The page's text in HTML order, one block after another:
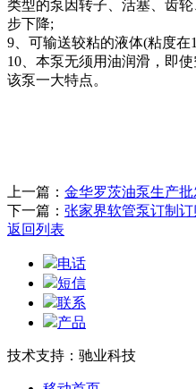
类型的泵因转子、活塞、齿
步下降;
9、可输送较粘的液体(粘度在
10、本泵无须用油润滑，即
该泵一大特点。
上一篇： 金华罗茨油泵生产批
下一篇： 张家界软管泵订制订
返回列表
电话
短信
联系
产品
技术支持：驰业科技